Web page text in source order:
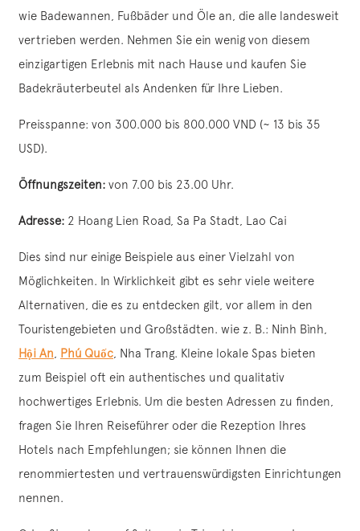
wie Badewannen, Fußbäder und Öle an, die alle landesweit
vertrieben werden. Nehmen Sie ein wenig von diesem
einzigartigen Erlebnis mit nach Hause und kaufen Sie
Badekräuterbeutel als Andenken für Ihre Lieben.
Preisspanne: von 300.000 bis 800.000 VND (~ 13 bis 35
USD).
Öffnungszeiten: von 7.00 bis 23.00 Uhr.
Adresse: 2 Hoang Lien Road, Sa Pa Stadt, Lao Cai
Dies sind nur einige Beispiele aus einer Vielzahl von
Möglichkeiten. In Wirklichkeit gibt es sehr viele weitere
Alternativen, die es zu entdecken gilt, vor allem in den
Touristengebieten und Großstädten. wie z. B.: Ninh Bình,
Hội An Phú Quốc , Nha Trang. Kleine lokale Spas bieten
zum Beispiel oft ein authentisches und qualitativ
hochwertiges Erlebnis. Um die besten Adressen zu finden,
fragen Sie Ihren Reiseführer oder die Rezeption Ihres
Hotels nach Empfehlungen; sie können Ihnen die
renommiertesten und vertrauenswürdigsten Einrichtungen
nennen.